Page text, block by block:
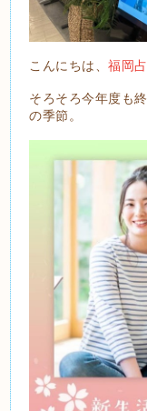
こんにちは、福岡
そろそろ今年度も
の季節。